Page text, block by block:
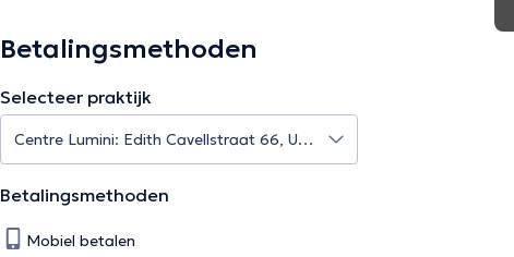
Betalingsmethoden
Selecteer praktijk
Betalingsmethoden
Mobiel betalen